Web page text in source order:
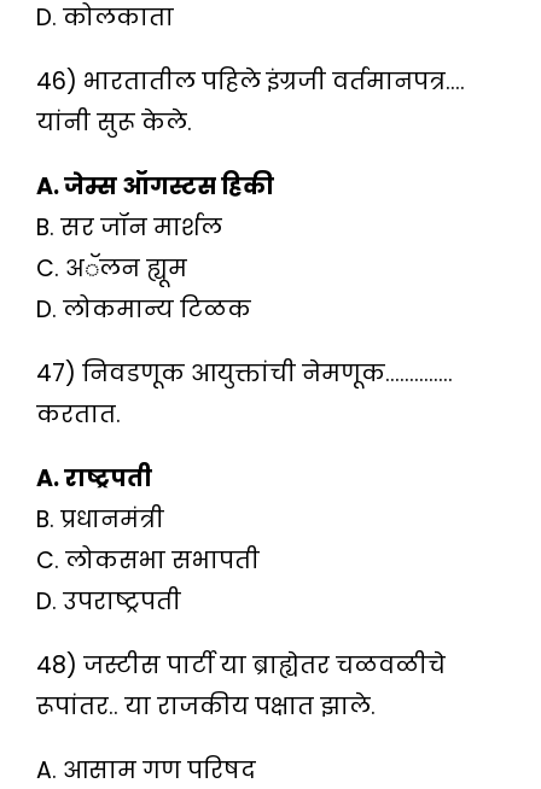
D. कोलकाता
46) भारतातील पहिले इंग्रजी वर्तमानपत्र….
यांनी सुरू केले.
A. जेम्स ऑगस्टस हिकी
B. सर जॉन मार्शल
C. अॅलन ह्यूम
D. लोकमान्य टिळक
47) निवडणूक आयुक्तांची नेमणूक…………..
करतात.
A. राष्ट्रपती
B. प्रधानमंत्री
C. लोकसभा सभापती
D. उपराष्ट्रपती
48) जस्टीस पार्टी या ब्राह्येतर चळवळीचे
रूपांतर.. या राजकीय पक्षात झाले.
A. आसाम गण परिषद